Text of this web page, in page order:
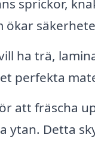
sprickor,
ha trä,
perfekta
att fräscha
ytan. Detta